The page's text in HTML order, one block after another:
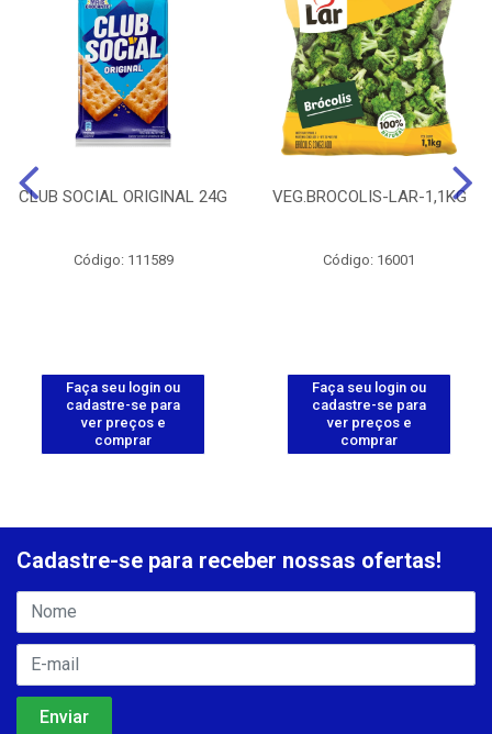
CLUB SOCIAL ORIGINAL 24G
Código: 111589
Faça seu login ou
cadastre-se para
ver preços e
comprar
VEG.BROCOLIS-LAR-1,1KG
Código: 16001
Faça seu login ou
cadastre-se para
ver preços e
comprar
Cadastre-se para receber nossas ofertas!